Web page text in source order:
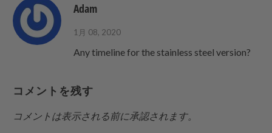
Adam
1月 08, 2020
Any timeline for the stainless steel version?
コメントを残す
コメントは表示される前に承認されます。